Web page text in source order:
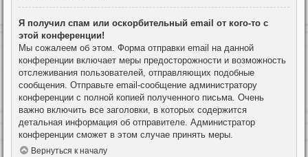
Я получил спам или оскорбительный email от кого-то с
этой конференции!
Мы сожалеем об этом. Форма отправки email на данной
конференции включает меры предосторожности и возможность
отслеживания пользователей, отправляющих подобные
сообщения. Отправьте email-сообщение администратору
конференции с полной копией полученного письма. Очень
важно включить все заголовки, в которых содержится
детальная информация об отправителе. Администратор
конференции сможет в этом случае принять меры.
Вернуться к началу